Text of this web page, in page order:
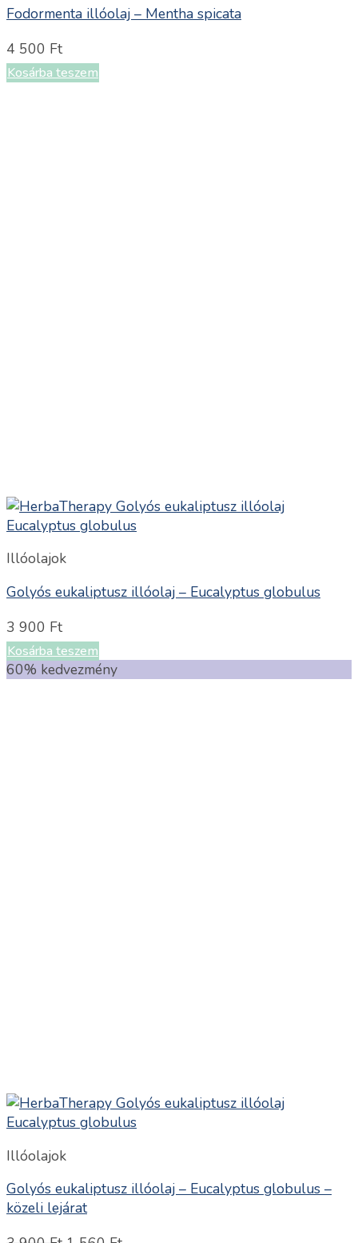
Fodormenta illóolaj – Mentha spicata
4 500 Ft
Kosárba teszem
Illóolajok
Golyós eukaliptusz illóolaj – Eucalyptus globulus
3 900 Ft
Kosárba teszem
60% kedvezmény
Illóolajok
Golyós eukaliptusz illóolaj – Eucalyptus globulus –
közeli lejárat